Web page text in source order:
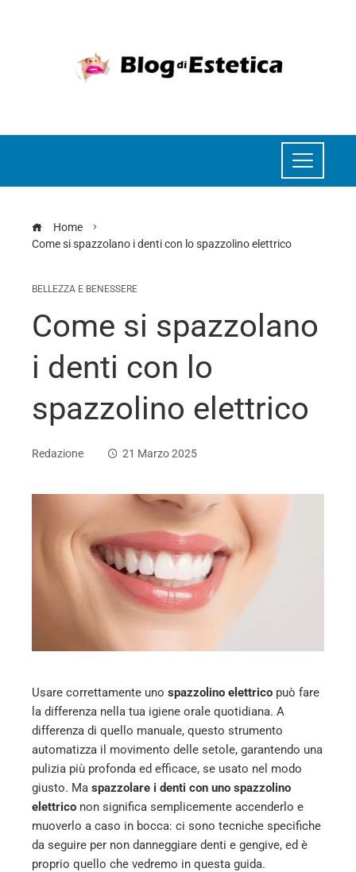
Home
Come si spazzolano i denti con lo spazzolino elettrico
BELLEZZA E BENESSERE
Come si spazzolano
i denti con lo
spazzolino elettrico
Redazione 21 Marzo 2025
Usare correttamente uno spazzolino elettrico può fare
la differenza nella tua igiene orale quotidiana. A
differenza di quello manuale, questo strumento
automatizza il movimento delle setole, garantendo una
pulizia più profonda ed efficace, se usato nel modo
giusto. Ma spazzolare i denti con uno spazzolino
elettrico non significa semplicemente accenderlo e
muoverlo a caso in bocca: ci sono tecniche specifiche
da seguire per non danneggiare denti e gengive, ed è
proprio quello che vedremo in questa guida.